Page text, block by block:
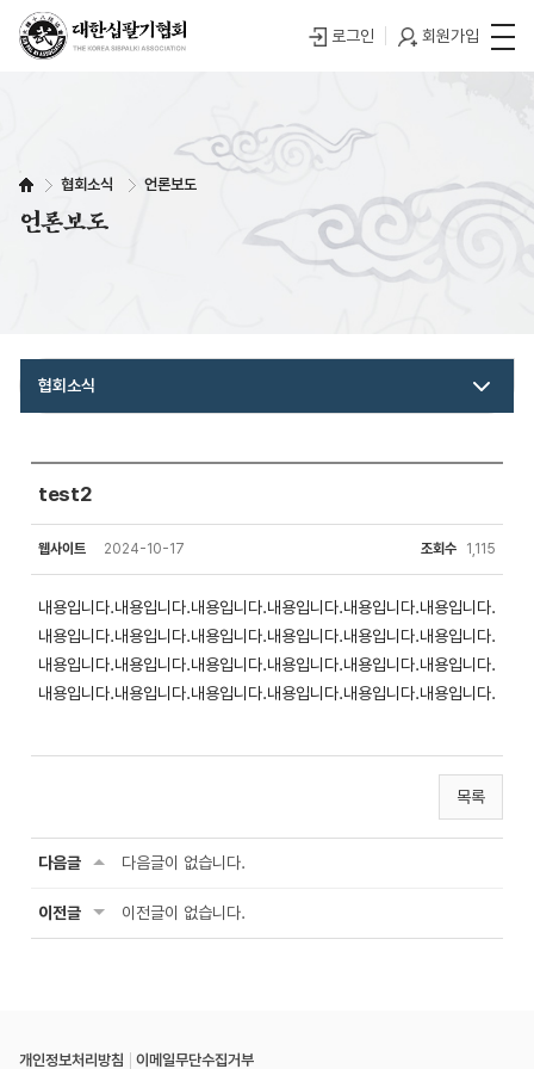
로그인 회원가입
협회소식 언론보도
언론보도
협회소식
test2
웹사이트 2024-10-17 조회수 1,115
내용입니다.내용입니다.내용입니다.내용입니다.내용입니다.내용입니다.
내용입니다.내용입니다.내용입니다.내용입니다.내용입니다.내용입니다.
내용입니다.내용입니다.내용입니다.내용입니다.내용입니다.내용입니다.
내용입니다.내용입니다.내용입니다.내용입니다.내용입니다.내용입니다.
목록
다음글 다음글이 없습니다.
이전글 이전글이 없습니다.
개인정보처리방침 이메일무단수집거부